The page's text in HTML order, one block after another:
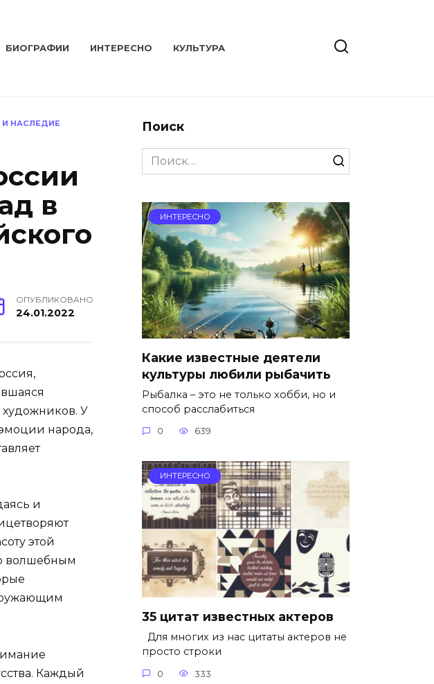
БИОГРАФИИ ИНТЕРЕСНО КУЛЬТУРА
И НАСЛЕДИЕ
в
ОПУБЛИКОВАНО
24.01.2022
художников. У
народа,
и
этой
волшебным
Каждый
Поиск
Search
for:
ИНТЕРЕСНО
Какие известные деятели
культуры любили рыбачить
Рыбалка – это не только хобби, но и
способ расслабиться
0 639
ИНТЕРЕСНО
35 цитат известных актеров
Для многих из нас цитаты актеров не
просто строки
0 333